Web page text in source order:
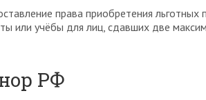
права приобретения льготных
или учёбы для лиц, сдавших две
РФ